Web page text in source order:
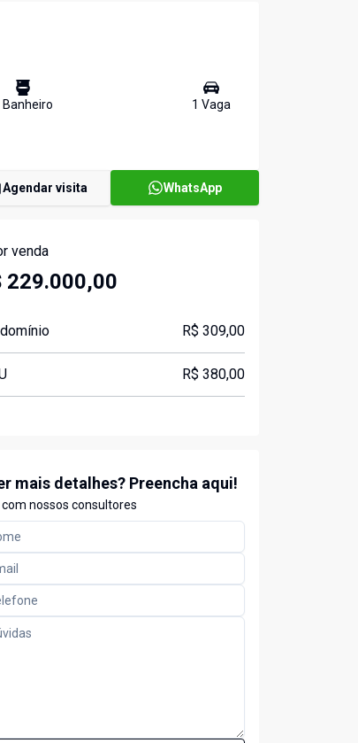
Banheiro 1 Vaga
Agendar visita WhatsApp
venda
229.000,00
R$ 309,00
R$ 380,00
mais detalhes? Preencha aqui!
com nossos consultores